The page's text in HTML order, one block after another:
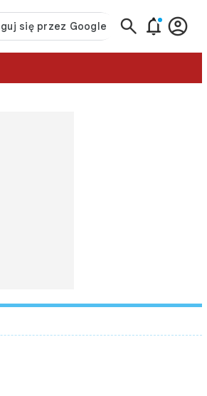
  